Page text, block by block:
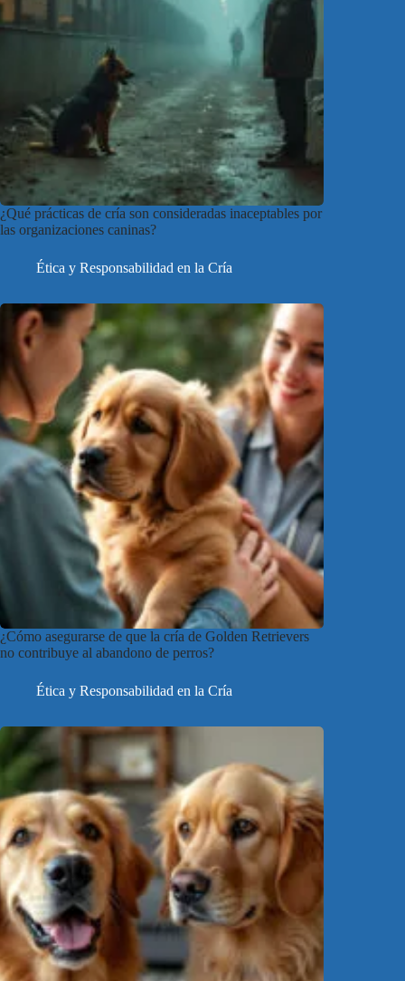
¿Qué prácticas de cría son consideradas inaceptables por
las organizaciones caninas?
Ética y Responsabilidad en la Cría
¿Cómo asegurarse de que la cría de Golden Retrievers
no contribuye al abandono de perros?
Ética y Responsabilidad en la Cría